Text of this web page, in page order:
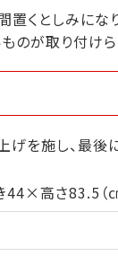
くとしみにな
のが取り付けら
を施し、最後
高さ83.5（